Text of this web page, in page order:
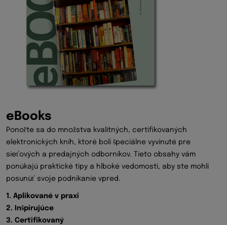
eBooks
Ponořte sa do množstva kvalitných, certifikovaných
elektronických kníh, ktoré boli špeciálne vyvinuté pre
sieťových a predajných odborníkov. Tieto obsahy vám
ponúkajú praktické tipy a hlboké vedomosti, aby ste mohli
posunúť svoje podnikanie vpred.
1. Aplikované v praxi
2. Inšpirujúce
3. Certifikovaný